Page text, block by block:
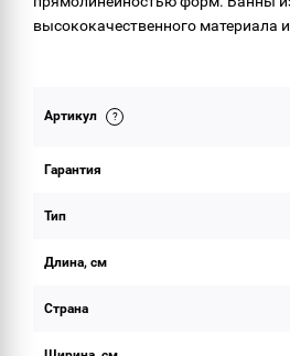
высококачественного материала
Артикул
Гарантия
Тип
Длина, см
Страна